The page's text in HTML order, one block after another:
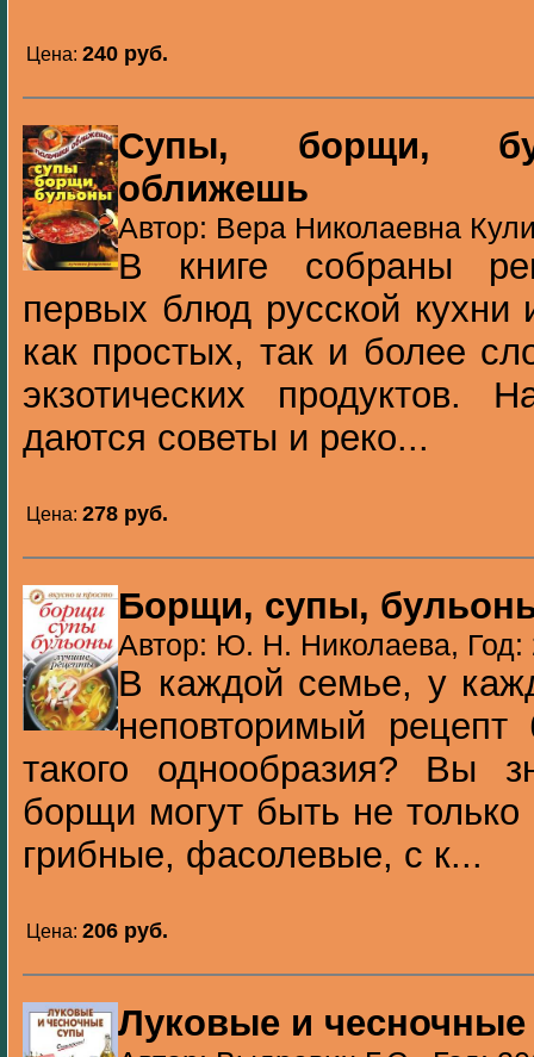
Цена: 240 pуб.
Супы, борщи,
оближешь
Автор: Вера Николаевна
В книге собраны
первых блюд русской кухни
как простых, так и более
экзотических продуктов.
даются советы и реко...
Цена: 278 pуб.
Борщи, супы,
Автор: Ю. Н. Николаева, Год:
В каждой семье, у
неповторимый
такого однообразия? Вы
борщи могут быть не
грибные, фасолевые, с к...
Цена: 206 pуб.
Луковые и